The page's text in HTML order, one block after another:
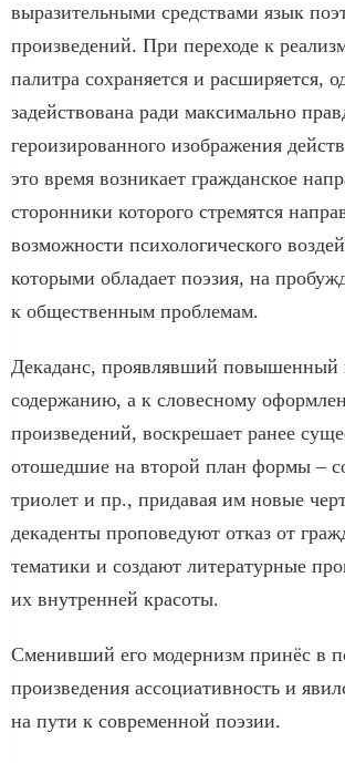
выразительными средствами язык
произведений. При переходе к
палитра сохраняется и расширяется,
задействована ради максимально
героизированного изображения
это время возникает гражданское
сторонники которого стремятся
возможности психологического
которыми обладает поэзия, на
к общественным проблемам.
Декаданс, проявлявший повышенный
содержанию, а к словесному
произведений, воскрешает ранее
отошедшие на второй план формы –
триолет и пр., придавая им новые
декаденты проповедуют отказ от
тематики и создают литературные
их внутренней красоты.
Сменивший его модернизм принёс в
произведения ассоциативность и
на пути к современной поэзии.